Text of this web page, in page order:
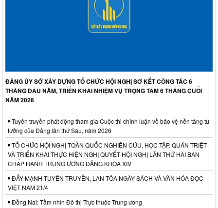
ĐẢNG ỦY SỞ XÂY DỰNG TỔ CHỨC HỘI NGHỊ SƠ KẾT CÔNG TÁC 6
THÁNG ĐẦU NĂM, TRIỂN KHAI NHIỆM VỤ TRỌNG TÂM 6 THÁNG CUỐI
NĂM 2026
Tuyên truyền phát động tham gia Cuộc thi chính luận về bảo vệ nền tảng tư
tưởng của Đảng lần thứ Sáu, năm 2026
TỔ CHỨC HỘI NGHỊ TOÀN QUỐC NGHIÊN CỨU, HỌC TẬP, QUÁN TRIỆT
VÀ TRIỂN KHAI THỰC HIỆN NGHỊ QUYẾT HỘI NGHỊ LẦN THỨ HAI BAN
CHẤP HÀNH TRUNG ƯƠNG ĐẢNG KHÓA XIV
ĐẨY MẠNH TUYÊN TRUYỀN, LAN TỎA NGÀY SÁCH VÀ VĂN HÓA ĐỌC
VIỆT NAM 21/4
Đồng Nai: Tầm nhìn Đô thị Trực thuộc Trung ương